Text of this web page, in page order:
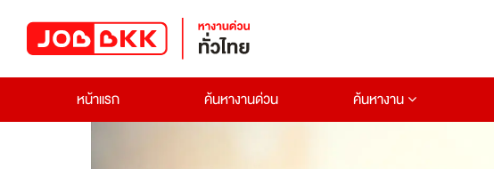
หน้าแรก
ค้นหางานด่วน ค้นหางาน